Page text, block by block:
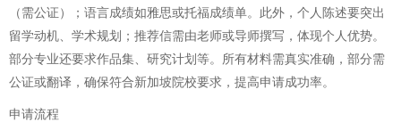
（需公证）；语言成绩如雅思或托福成绩单。此外，个人陈述要突出
留学动机、学术规划；推荐信需由老师或导师撰写，体现个人优势。
部分专业还要求作品集、研究计划等。所有材料需真实准确，部分需
公证或翻译，确保符合新加坡院校要求，提高申请成功率。
申请流程